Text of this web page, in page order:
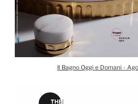
Il Bagno Oggi e Domani -